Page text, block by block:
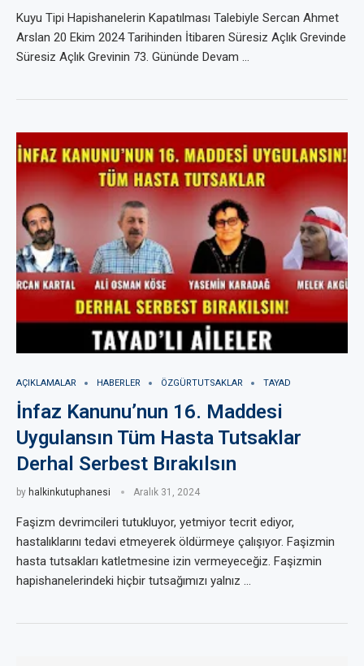
Kuyu Tipi Hapishanelerin Kapatılması Talebiyle Sercan Ahmet
Arslan 20 Ekim 2024 Tarihinden İtibaren Süresiz Açlık Grevinde
Süresiz Açlık Grevinin 73. Gününde Devam …
AÇIKLAMALAR HABERLER ÖZGÜRTUTSAKLAR TAYAD
İnfaz Kanunu’nun 16. Maddesi
Uygulansın Tüm Hasta Tutsaklar
Derhal Serbest Bırakılsın
by halkinkutuphanesi Aralık 31, 2024
Faşizm devrimcileri tutukluyor, yetmiyor tecrit ediyor,
hastalıklarını tedavi etmeyerek öldürmeye çalışıyor. Faşizmin
hasta tutsakları katletmesine izin vermeyeceğiz. Faşizmin
hapishanelerindeki hiçbir tutsağımızı yalnız …